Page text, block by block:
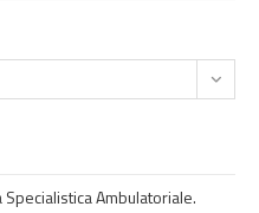
Specialistica Ambulatoriale.